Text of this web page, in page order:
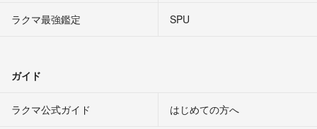
ラクマ最強鑑定
SPU
ガイド
ラクマ公式ガイド はじめての方へ